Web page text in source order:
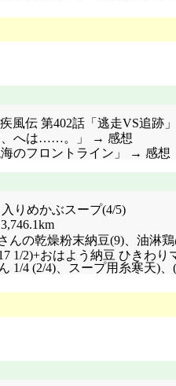
風伝 第402話「逃走VS追跡
、へは……。」 → 感想
のフロントライン」 → 感想
りめかぶスープ(4/5)
の乾燥粉末納豆(9)、油淋
1/2)+おはよう納豆 ひき
1/4 (2/4)、スープ用糸寒天)